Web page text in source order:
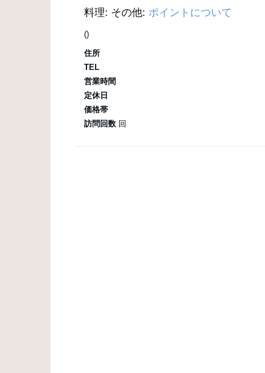
料理: その他: ポイントについて
()
住所
TEL
営業時間
定休日
価格帯
訪問回数 回